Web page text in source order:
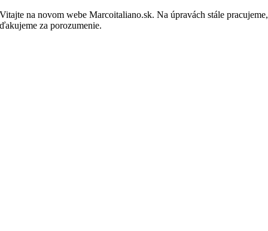
Skip
to
Vitajte na novom webe Marcoitaliano.sk. Na úpravách stále pracujeme,
ďakujeme za porozumenie.